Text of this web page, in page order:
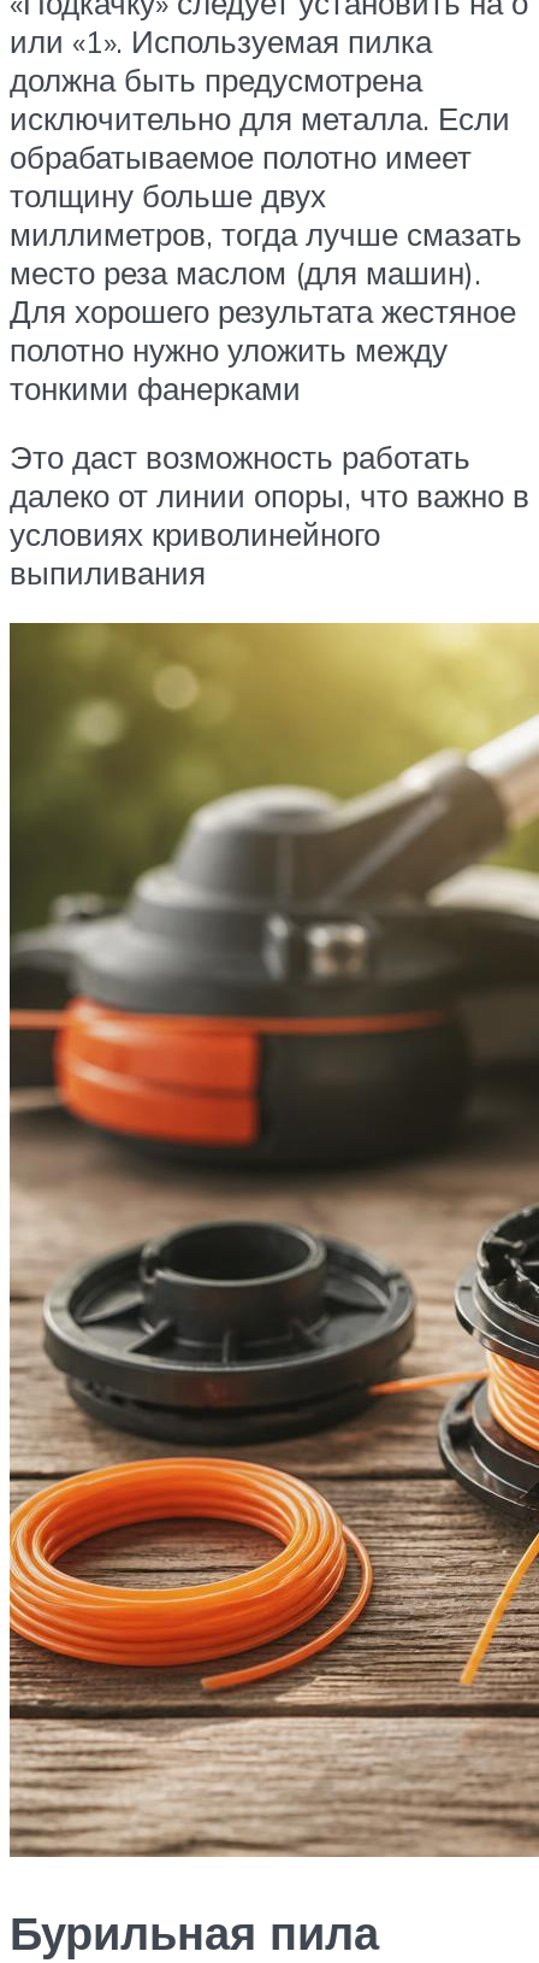
или «1». Используемая пилка
должна быть предусмотрена
исключительно для металла. Если
обрабатываемое полотно имеет
толщину больше двух
миллиметров, тогда лучше смазать
место реза маслом (для машин).
Для хорошего результата жестяное
полотно нужно уложить между
тонкими фанерками
Это даст возможность работать
далеко от линии опоры, что важно в
условиях криволинейного
выпиливания
Бурильная пила